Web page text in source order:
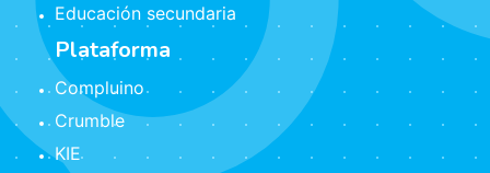
Educación secundaria
Plataforma
Compluino
Crumble
KIE